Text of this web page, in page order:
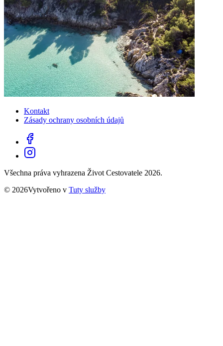
Kontakt
Zásady ochrany osobních údajů
Všechna práva vyhrazena Život Cestovatele 2026.
© 2026Vytvořeno v Tuty služby